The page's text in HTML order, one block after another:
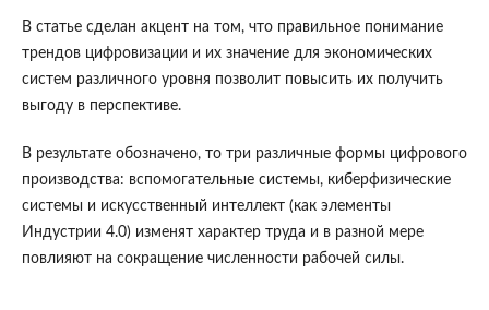
В статье сделан акцент на том, что правильное понимание
трендов цифровизации и их значение для экономических
систем различного уровня позволит повысить их получить
выгоду в перспективе.
В результате обозначено, то три различные формы цифрового
производства: вспомогательные системы, киберфизические
системы и искусственный интеллект (как элементы
Индустрии 4.0) изменят характер труда и в разной мере
повлияют на сокращение численности рабочей силы.